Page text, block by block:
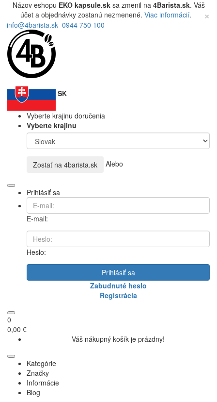
Názov eshopu EKO kapsule.sksa zmenil na 4Barista.sk. Váš
účet a objednávky zostanú nezmenené. Viac informácií. ×
info@4barista.sk 0944 750 100
SK
Vyberte krajinu doručenia
Vyberte krajinu
Zostať na 4barista.sk Alebo
Prihlásiť sa
E-mail:
Heslo:
Prihlásiť sa
Zabudnuté heslo
Registrácia
0
0,00 €
Váš nákupný košík je prázdny!
Kategórie
Značky
Informácie
Blog